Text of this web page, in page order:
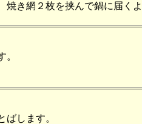
き網２枚を挟んで鍋に届くよ
。
します。